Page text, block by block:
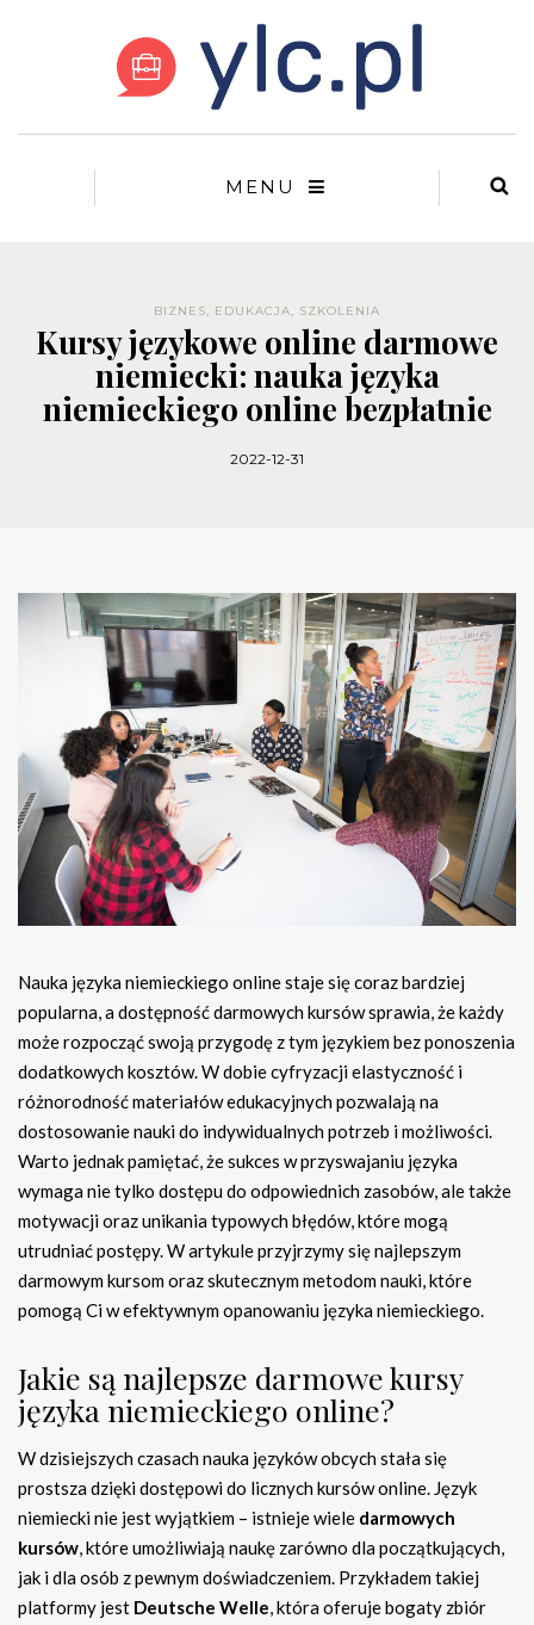
MENU
BIZNES, EDUKACJA, SZKOLENIA
Kursy językowe online darmowe
niemiecki: nauka języka
niemieckiego online bezpłatnie
2022-12-31
Nauka języka niemieckiego online staje się coraz bardziej
popularna, a dostępność darmowych kursów sprawia, że każdy
może rozpocząć swoją przygodę z tym językiem bez ponoszenia
dodatkowych kosztów. W dobie cyfryzacji elastyczność i
różnorodność materiałów edukacyjnych pozwalają na
dostosowanie nauki do indywidualnych potrzeb i możliwości.
Warto jednak pamiętać, że sukces w przyswajaniu języka
wymaga nie tylko dostępu do odpowiednich zasobów, ale także
motywacji oraz unikania typowych błędów, które mogą
utrudniać postępy. W artykule przyjrzymy się najlepszym
darmowym kursom oraz skutecznym metodom nauki, które
pomogą Ci w efektywnym opanowaniu języka niemieckiego.
Jakie są najlepsze darmowe kursy
języka niemieckiego online?
W dzisiejszych czasach nauka języków obcych stała się
prostsza dzięki dostępowi do licznych kursów online. Język
niemiecki nie jest wyjątkiem – istnieje wiele darmowych
kursów, które umożliwiają naukę zarówno dla początkujących,
jak i dla osób z pewnym doświadczeniem. Przykładem takiej
platformy jest Deutsche Welle, która oferuje bogaty zbiór